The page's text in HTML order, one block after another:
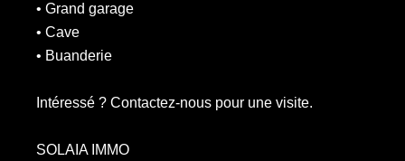
• Grand garage
• Cave
• Buanderie
Intéressé ? Contactez-nous pour une visite.
SOLAIA IMMO